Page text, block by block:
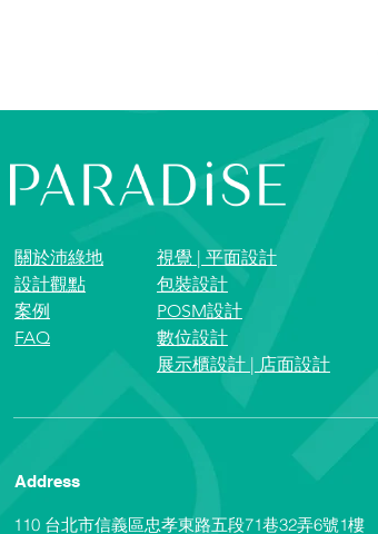
關於沛綠地
設計觀點
案例
FAQ
視覺 | 平面設計
包裝設計
POSM設計
數位設計
展示櫃設計 | 店面設計
Address
110 台北市信義區忠孝東路五段71巷32弄6號1樓